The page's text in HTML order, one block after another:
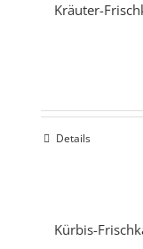
Kräuter-
Details
Kürbis-